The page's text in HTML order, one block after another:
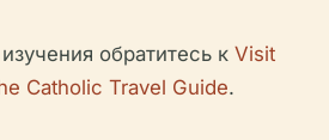
обратитесь к Visit
Catholic Travel Guide.